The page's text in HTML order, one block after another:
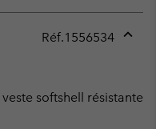
Réf.1556534
softshell résistante